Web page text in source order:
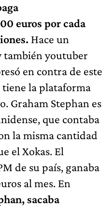
euros por cada
Hace un
también youtuber
en contra de este
la plataforma
Graham Stephan es
que contaba
la misma cantidad
el Xokas. El
de su país, ganaba
al mes. En
sacaba